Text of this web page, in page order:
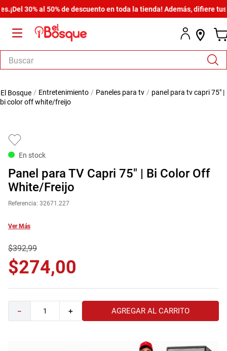
30% al 50% de descuento en toda la tienda! Además, difiere tus
Buscar
entretenimiento paneles para tv
panel para tv capri 75" |
bi color off white/freijo
En stock
Panel para TV Capri 75" | Bi Color Off
White/Freijo
Referencia: 32671.227
Ver Más
$392,99
$274,00
＋
－ AGREGAR AL CARRITO
1.
salas
.
zapatera
6.
cama
7.
armario lux
10
sofa